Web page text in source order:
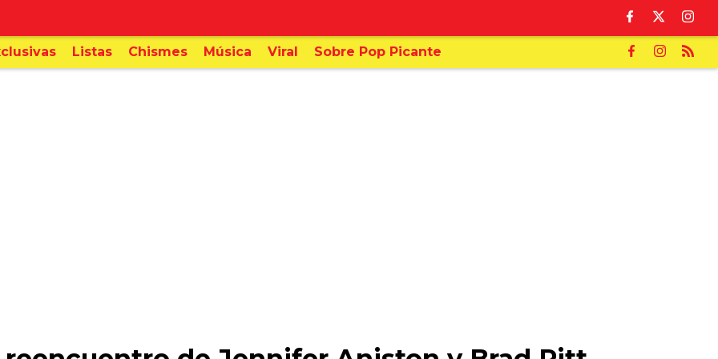
Listas Chismes Música Viral Sobre Pop Picante